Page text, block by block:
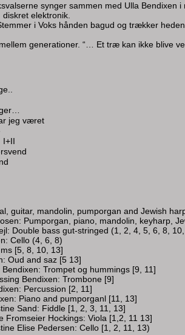
synger sammen med Ulla
elektronik.
i Voks hånden bagud og trækker
generationer. “… Et træ kan ikke blive
jeg været
I+II
guitar, mandolin, pumporgan and Jewish
Pumporgan, piano, mandolin, keyharp,
Double bass gut-stringed (1, 2, 4, 5, 6, 8,
Cello (4, 6, 8)
[5, 8, 10, 13]
Oud and saz [5 13]
Trompet og hummings [9, 11]
Bendixen: Trombone [9]
Percussion [2, 11]
Piano and pumporganl [11, 13]
Sand: Fiddle [1, 2, 3, 11, 13]
Fromseier Hockings: Viola [1,2, 11 13]
Elise Pedersen: Cello [1, 2, 11, 13)